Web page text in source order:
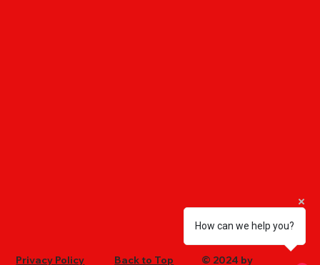
Privacy Policy Back to Top © 2024 by
How can we help you?